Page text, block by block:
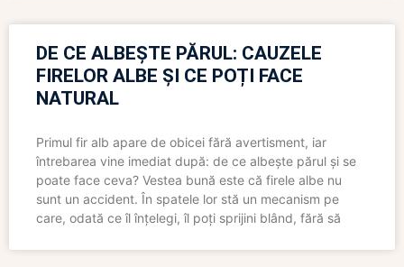
DE CE ALBEȘTE PĂRUL: CAUZELE
FIRELOR ALBE ȘI CE POȚI FACE
NATURAL
Primul fir alb apare de obicei fără avertisment, iar
întrebarea vine imediat după: de ce albește părul și se
poate face ceva? Vestea bună este că firele albe nu
sunt un accident. În spatele lor stă un mecanism pe
care, odată ce îl înțelegi, îl poți sprijini blând, fără să